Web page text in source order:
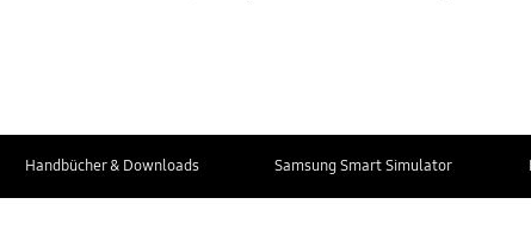
Handbücher & Downloads Samsung Smart Simulator